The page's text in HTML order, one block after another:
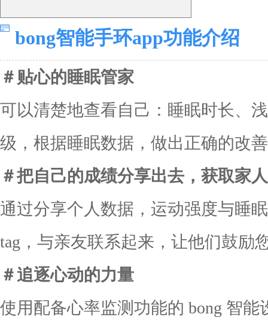
bong智能手环app功能介绍
＃贴心的睡眠管家
可以清楚地查看自己：睡眠时长、
级，根据睡眠数据，做出正确的改
＃把自己的成绩分享出去，获取家
通过分享个人数据，运动强度与睡
tag，与亲友联系起来，让他们鼓励
＃追逐心动的力量
使用配备心率监测功能的 bong 智